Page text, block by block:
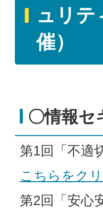
ュリテ
催）
〇情報セ
第1回「不適
こちらをク
第2回「安心